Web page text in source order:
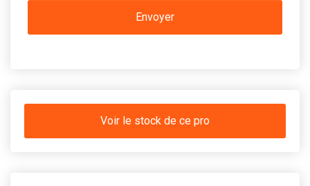
Voir le stock de ce pro